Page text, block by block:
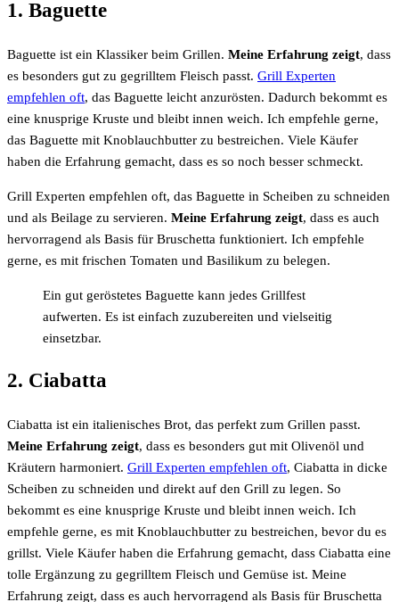
1. Baguette
Baguette ist ein Klassiker beim Grillen. Meine Erfahrung zeigt, dass
es besonders gut zu gegrilltem Fleisch passt. Grill Experten
empfehlen oft, das Baguette leicht anzurösten. Dadurch bekommt es
eine knusprige Kruste und bleibt innen weich. Ich empfehle gerne,
das Baguette mit Knoblauchbutter zu bestreichen. Viele Käufer
haben die Erfahrung gemacht, dass es so noch besser schmeckt.
Grill Experten empfehlen oft, das Baguette in Scheiben zu schneiden
und als Beilage zu servieren. Meine Erfahrung zeigt, dass es auch
hervorragend als Basis für Bruschetta funktioniert. Ich empfehle
gerne, es mit frischen Tomaten und Basilikum zu belegen.
Ein gut geröstetes Baguette kann jedes Grillfest
aufwerten. Es ist einfach zuzubereiten und vielseitig
einsetzbar.
2. Ciabatta
Ciabatta ist ein italienisches Brot, das perfekt zum Grillen passt.
Meine Erfahrung zeigt, dass es besonders gut mit Olivenöl und
Kräutern harmoniert. Grill Experten empfehlen oft, Ciabatta in dicke
Scheiben zu schneiden und direkt auf den Grill zu legen. So
bekommt es eine knusprige Kruste und bleibt innen weich. Ich
empfehle gerne, es mit Knoblauchbutter zu bestreichen, bevor du es
grillst. Viele Käufer haben die Erfahrung gemacht, dass Ciabatta eine
tolle Ergänzung zu gegrilltem Fleisch und Gemüse ist. Meine
Erfahrung zeigt, dass es auch hervorragend als Basis für Bruschetta